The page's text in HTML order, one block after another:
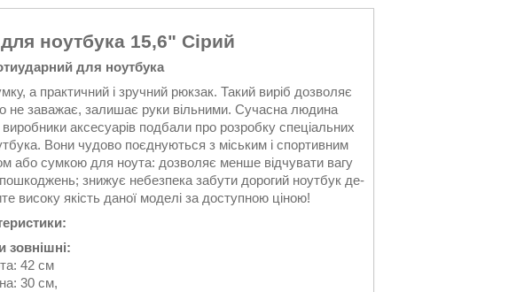
ноутбука 15,6" Сірий
для ноутбука
а практичний і зручний рюкзак. Такий виріб дозволяє
не заважає, залишає руки вільними. Сучасна людина
аксесуарів подбали про розробку спеціальних
Вони чудово поєднуються з міським і спортивним
або сумкою для ноута: дозволяє менше відчувати вагу
знижує небезпека забути дорогий ноутбук де-
високу якість даної моделі за доступною ціною!
зовнішні:
42 см
30 см,